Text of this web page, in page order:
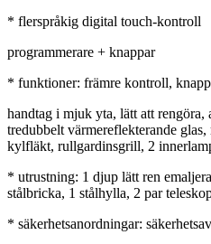
* flerspråkig digital touch-kontroll
programmerare + knappar
* funktioner: främre kontroll,
handtag i mjuk yta, lätt att rengöra,
tredubbelt värmereflekterande
kylfläkt, rullgardinsgrill, 2
* utrustning: 1 djup lätt ren
stålbricka, 1 stålhylla, 2 par
* säkerhetsanordningar: